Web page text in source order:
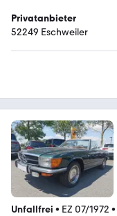
Privatanbieter
52249 Eschweiler
Unfallfrei • EZ 07/1972 •